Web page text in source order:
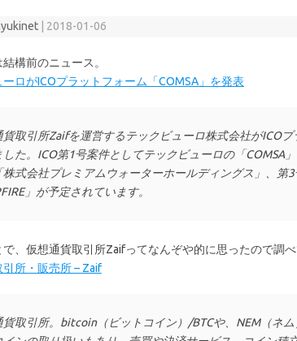
2018-01-06
構前のニュース。
ロがICOプラットフォーム「COMSA」を発表
貨取引所Zaifを運営するテックビューロ株式会社がICO
した。ICO第1号案件としてテックビューロの「COMSA
株式会社プレミアムウォーターホールディングス」、第
」が予定されています。
で、仮想通貨取引所Zaifってなんぞや的に思ったので調べ
所・販売所 – Zaif
貨取引所。bitcoin（ビットコイン）/BTCや、NEM（ネ